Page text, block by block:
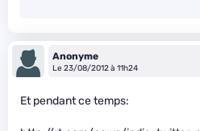
Anonyme
Le 23/08/2012 à 11h24
Et pendant ce temps: